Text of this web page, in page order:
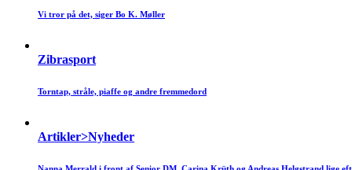
Vi tror på det, siger Bo K. Møller
Zibrasport
Torntap, stråle, piaffe og andre fremmedord
Artikler>Nyheder